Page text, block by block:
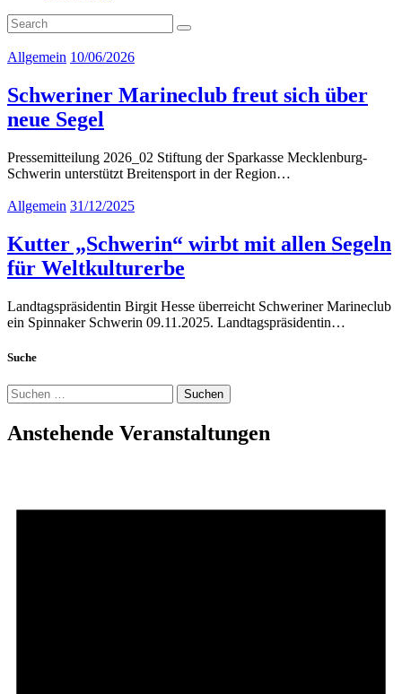
Allgemein 10/06/2026
Schweriner Marineclub freut sich über
neue Segel
Pressemitteilung 2026_02 Stiftung der Sparkasse Mecklenburg-
Schwerin unterstützt Breitensport in der Region…
Allgemein 31/12/2025
Kutter „Schwerin“ wirbt mit allen Segeln
für Weltkulturerbe
Landtagspräsidentin Birgit Hesse überreicht Schweriner Marineclub
ein Spinnaker Schwerin 09.11.2025. Landtagspräsidentin…
Suche
Suchen
nach:
Anstehende Veranstaltungen